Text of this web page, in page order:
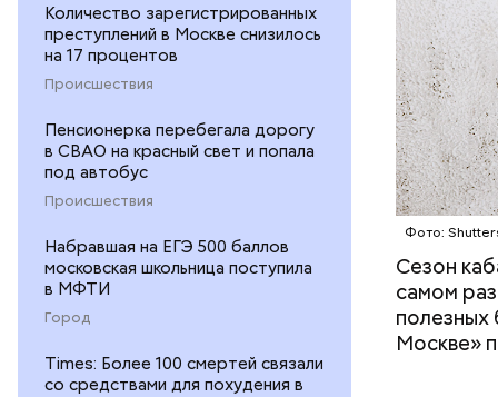
Количество зарегистрированных
преступлений в Москве снизилось
на 17 процентов
Происшествия
Пенсионерка перебегала дорогу
в СВАО на красный свет и попала
под автобус
Происшествия
Набравшая на ЕГЭ 500 баллов
московская школьница поступила
в МФТИ
Город
Times: Более 100 смертей связали
со средствами для похудения в
Фото:
Сезон
самом
полезных
Москве»
кожи;
плода.
— В